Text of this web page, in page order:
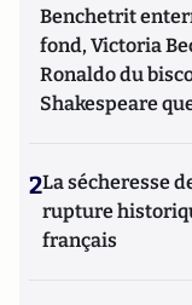
Benchetrit
fond, Victoria
Ronaldo du
Shakespeare
2La sécheresse
rupture
français